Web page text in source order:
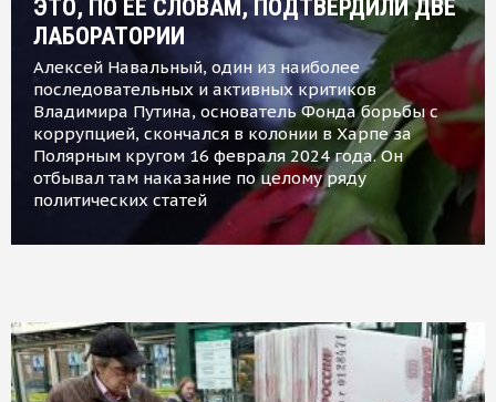
ЭТО, ПО ЕЕ СЛОВАМ, ПОДТВЕРДИЛИ ДВЕ
ЛАБОРАТОРИИ
Алексей Навальный, один из наиболее
последовательных и активных критиков
Владимира Путина, основатель Фонда борьбы с
коррупцией, скончался в колонии в Харпе за
Полярным кругом 16 февраля 2024 года. Он
отбывал там наказание по целому ряду
политических статей